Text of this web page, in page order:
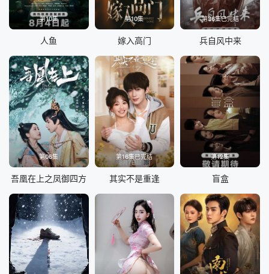
第10集
人鱼
第10集
嫁入高门
第36集已完结
兵自风中来
第06集
吾凰在上之凤御四方
第16集已完结
其实不是重逢
第12集
盲盒